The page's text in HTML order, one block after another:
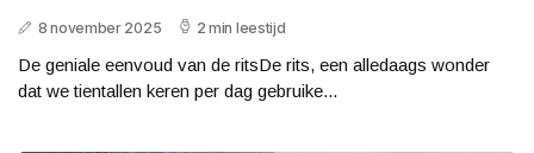
8 november 2025 2 min leestijd
De geniale eenvoud van de ritsDe rits, een alledaags wonder
dat we tientallen keren per dag gebruike...